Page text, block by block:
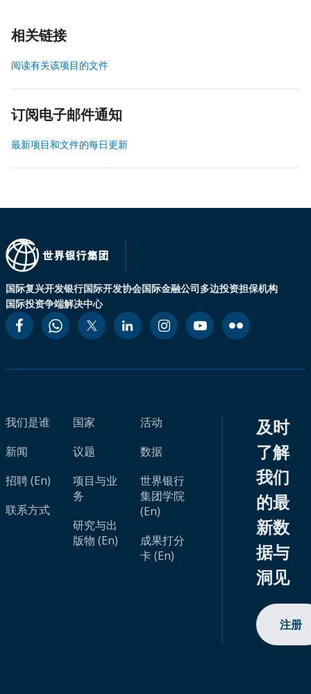
相关链接
阅读有关该项目的文件
订阅电子邮件通知
最新项目和文件的每日更新
国际复兴开发银行国际开发协会国际金融公司多边投资担保机构
国际投资争端解决中心
我们是谁
新闻
招聘 (En)
联系方式
国家
议题
项目与业
务
研究与出
版物 (En)
活动
数据
世界银行
集团学院
(En)
成果打分
卡 (En)
及时
了解
我们
的最
新数
据与
洞见
注册